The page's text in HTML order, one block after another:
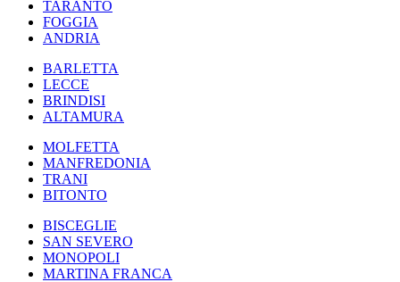
TARANTO
FOGGIA
ANDRIA
BARLETTA
LECCE
BRINDISI
ALTAMURA
MOLFETTA
MANFREDONIA
TRANI
BITONTO
BISCEGLIE
SAN SEVERO
MONOPOLI
MARTINA FRANCA